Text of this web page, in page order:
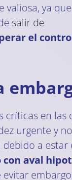
valiosa, ya
salir de
el
críticas en las
urgente y
a estar
aval
evitar